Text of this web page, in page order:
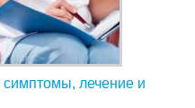
лечение и